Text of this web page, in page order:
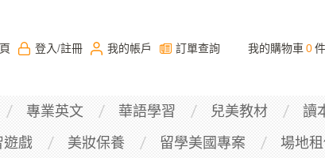
登入 /註冊 我的帳戶 訂單查詢 我的購物車 0件
專業英文 華語學習 兒美教材 讀
遊戲 美妝保養 留學美國專案 場地